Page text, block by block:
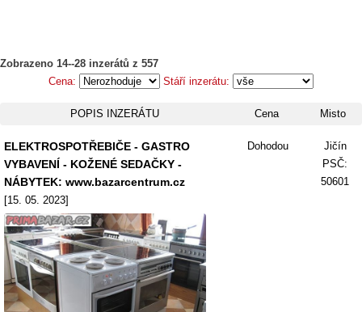
Zobrazeno 14--28 inzerátů z 557
Cena:
Stáří inzerátu:
POPIS INZERÁTU Cena Misto
ELEKTROSPOTŘEBIČE - GASTRO
VYBAVENÍ - KOŽENÉ SEDAČKY -
NÁBYTEK: www.bazarcentrum.cz
[15. 05. 2023]
Dohodou
Jičín
PSČ:
50601